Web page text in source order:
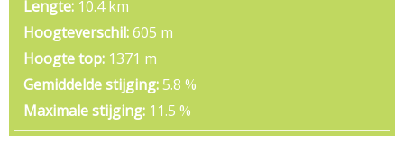
Lengte 10.4 km
Hoogteverschil 605 m
Hoogte top 1371 m
Gemiddelde stijging 5.8 %
Maximale stijging 11.5 %